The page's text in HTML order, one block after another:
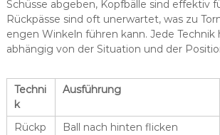
Schüsse abgeben, Kopfbälle sind effektiv
Rückpässe sind oft unerwartet, was zu
engen Winkeln führen kann. Jede Technik
abhängig von der Situation und der
Techni
k
Ausführung
Rückp
Ball nach hinten flicken